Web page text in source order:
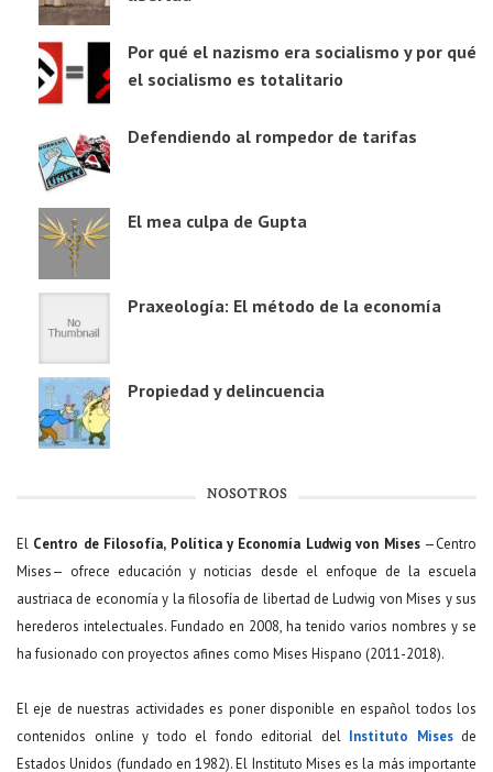
Por qué el nazismo era socialismo y por qué
el socialismo es totalitario
Defendiendo al rompedor de tarifas
El mea culpa de Gupta
Praxeología: El método de la economía
Propiedad y delincuencia
NOSOTROS
El Centro de Filosofía, Política y Economía Ludwig von Mises—Centro
Mises— ofrece educación y noticias desde el enfoque de la escuela
austriaca de economía y la filosofía de libertad de Ludwig von Mises y sus
herederos intelectuales. Fundado en 2008, ha tenido varios nombres y se
ha fusionado con proyectos afines como Mises Hispano (2011-2018).
El eje de nuestras actividades es poner disponible en español todos los
contenidos online y todo el fondo editorial del Instituto Misesde
Estados Unidos (fundado en 1982). El Instituto Mises es la más importante